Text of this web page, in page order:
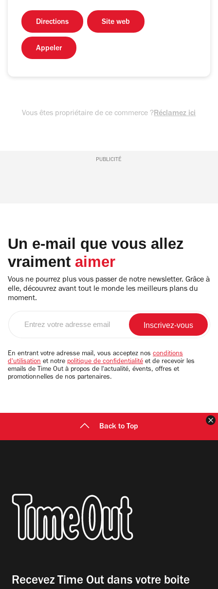
Directions Site web
Appeler
Vous êtes propriétaire de ce commerce ?Réclamez ici
PUBLICITÉ
Un e-mail que vous allez
vraiment aimer
Vous ne pourrez plus vous passer de notre newsletter. Grâce à
elle, découvrez avant tout le monde les meilleurs plans du
moment.
email
En entrant votre adresse mail, vous acceptez nos conditions
d'utilisation et notre politique de confidentialité et de recevoir les
emails de Time Out à propos de l'actualité, évents, offres et
promotionnelles de nos partenaires.
Back to Top
Recevez Time Out dans votre boite